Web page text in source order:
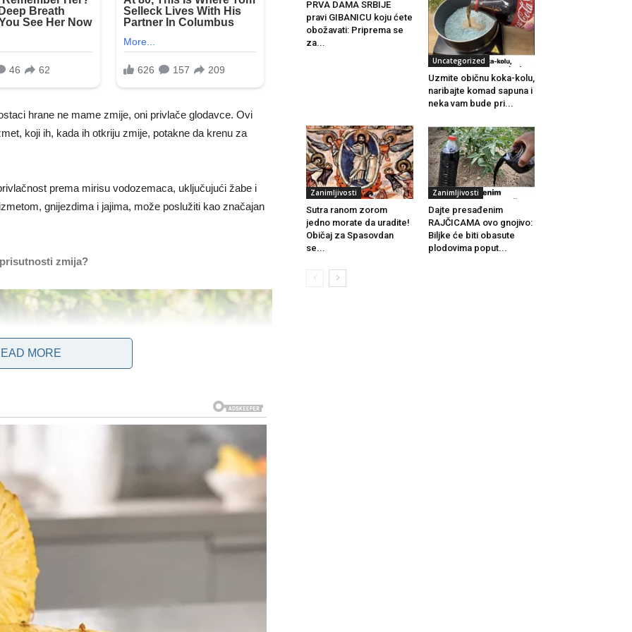
hrane ne mame zmije, oni privlače glodavce. Ovi
koji ih, kada ih otkriju zmije, potakne da krenu za
prema mirisu vodozemaca, uključujući žabe i
gnijezdima i jajima, može poslužiti kao značajan
zmija?
MORE
PRVA DAMA SRBIJE
pravi GIBANICU koju ćete
obožavati: Priprema se
za...
Uncategorized
Uzmite običnu koka-kolu,
naribajte komad sapuna i
neka vam bude pri...
Zanimljivosti
Sutra ranom zorom
jedno morate da uradite!
Običaj za Spasovdan
se...
Zanimljivosti
Dajte presađenim
RAJČICAMA ovo gnojivo:
Biljke će biti obasute
plodovima poput...